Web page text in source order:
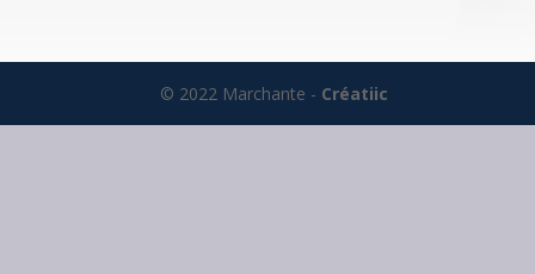
© 2022 Marchante - Créatiic